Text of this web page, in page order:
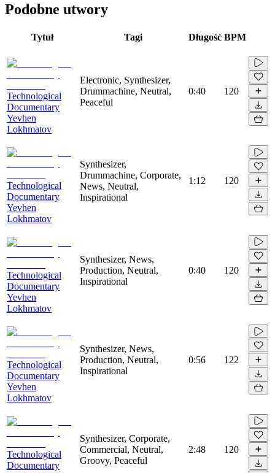
Podobne utwory
Tytuł Tagi Długość BPM
Technological
Documentary
Yevhen
Lokhmatov
Electronic, Synthesizer,
Drummachine, Neutral,
Peaceful
0:40 120
Technological
Documentary
Yevhen
Lokhmatov
Synthesizer,
Drummachine, Corporate,
News, Neutral,
Inspirational
1:12 120
Technological
Documentary
Yevhen
Lokhmatov
Synthesizer, News,
Production, Neutral,
Inspirational
0:40 120
Technological
Documentary
Yevhen
Lokhmatov
Synthesizer, News,
Production, Neutral,
Inspirational
0:56 122
Technological
Documentary
Synthesizer, Corporate,
Commercial, Neutral,
Groovy, Peaceful
2:48 120